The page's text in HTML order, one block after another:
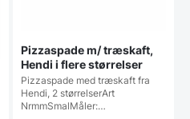
Pizzaspade m/ træskaft,
Hendi i flere størrelser
Pizzaspade med træskaft fra
Hendi, 2 størrelserArt
NrmmSmalMåler:…